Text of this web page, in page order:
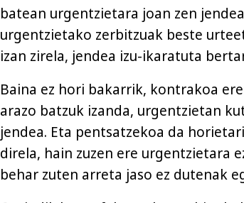
batean urgentzietara joan zen
urgentzietako zerbitzuak beste
izan zirela, jendea izu-ikaratuta
Baina ez hori bakarrik, kontrakoa
arazo batzuk izanda, urgentzietan
jendea. Eta pentsatzekoa da
direla, hain zuzen ere urgentzietara
behar zuten arreta jaso ez dutenak